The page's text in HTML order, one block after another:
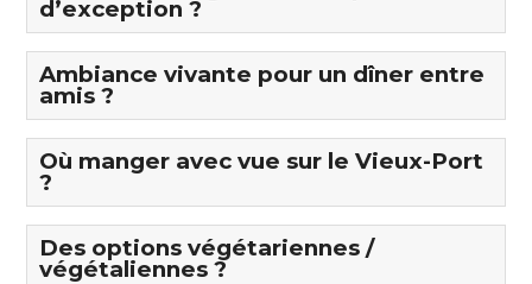
d’exception ?
Ambiance vivante pour un dîner entre
amis ?
Où manger avec vue sur le Vieux-Port
?
Des options végétariennes /
végétaliennes ?